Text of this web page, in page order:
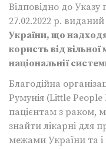
Відповідно до
27.02.2022 p.
України, що
користь від
національнії
Благодійна
Румунія (Little
пацієнтам з раком,
знайти лікарні для
межами України та